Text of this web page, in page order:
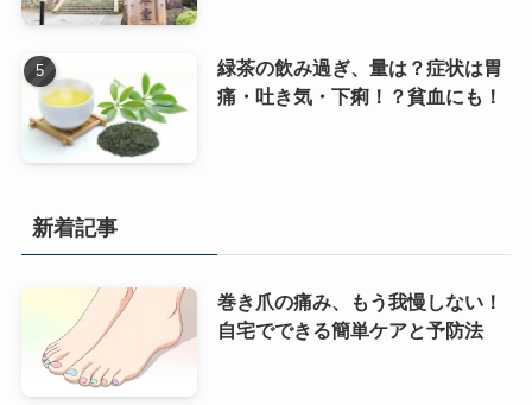
緑茶の飲み過ぎ、量は？症状は胃
痛・吐き気・下痢！？貧血にも！
新着記事
巻き爪の痛み、もう我慢しない！
自宅でできる簡単ケアと予防法